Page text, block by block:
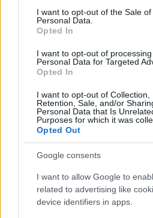
consent section.
I want to opt-out of the Sale of
Personal Data.
Opted In
I want to opt-out of
Personal Data for Targeted
Opted In
I want to opt-out of Collection,
Retention, Sale, and/or
Personal Data that Is
Purposes for which it was
Opted Out
Google consents
I want to allow Google to
related to advertising like
device identifiers in apps.
θεσμικό
αδικίες
τμήματα
21/10/